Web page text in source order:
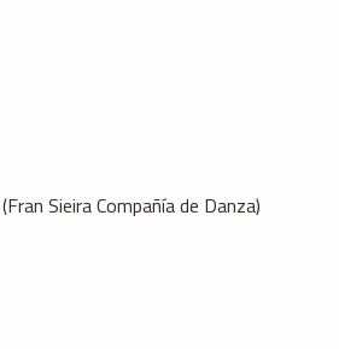
Sieira Compañía de Danza)